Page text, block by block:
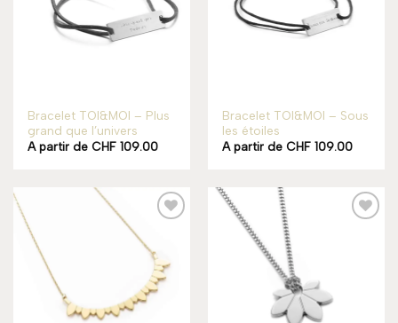
Bracelet TOI&MOI – Plus
grand que l’univers
A partir deCHF 109.00
Bracelet TOI&MOI – Sous
les étoiles
A partir deCHF 109.00
wishlist